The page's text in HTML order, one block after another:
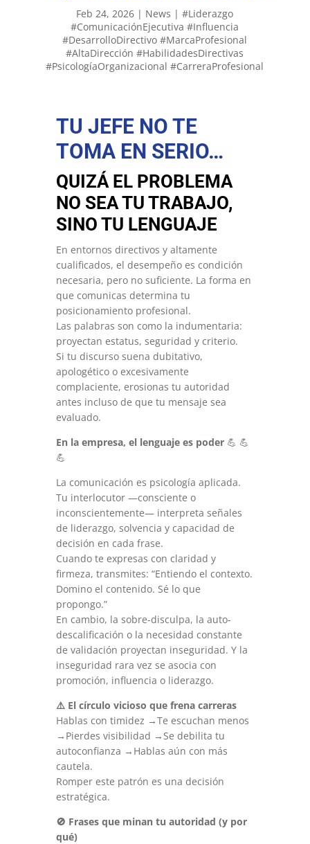
Feb 24, 2026 | News |#Liderazgo
#ComunicaciónEjecutiva #Influencia
#DesarrolloDirectivo #MarcaProfesional
#AltaDirección #HabilidadesDirectivas
#PsicologíaOrganizacional #CarreraProfesional
TU JEFE NO TE
TOMA EN SERIO…
QUIZÁ EL PROBLEMA
NO SEA TU TRABAJO,
SINO TU LENGUAJE
En entornos directivos y altamente
cualificados, el desempeño es condición
necesaria, pero no suficiente. La forma en
que comunicas determina tu
posicionamiento profesional.
Las palabras son como la indumentaria:
proyectan estatus, seguridad y criterio.
Si tu discurso suena dubitativo,
apologético o excesivamente
complaciente, erosionas tu autoridad
antes incluso de que tu mensaje sea
evaluado.
En la empresa, el lenguaje es poder 💪 💪
💪
La comunicación es psicología aplicada.
Tu interlocutor —consciente o
inconscientemente— interpreta señales
de liderazgo, solvencia y capacidad de
decisión en cada frase.
Cuando te expresas con claridad y
firmeza, transmites: “Entiendo el contexto.
Domino el contenido. Sé lo que
propongo.”
En cambio, la sobre-disculpa, la auto-
descalificación o la necesidad constante
de validación proyectan inseguridad. Y la
inseguridad rara vez se asocia con
promoción, influencia o liderazgo.
⚠️El círculo vicioso que frena carreras
Hablas con timidez →Te escuchan menos
→Pierdes visibilidad →Se debilita tu
autoconfianza →Hablas aún con más
cautela.
Romper este patrón es una decisión
estratégica.
🚫 Frases que minan tu autoridad (y por
qué)